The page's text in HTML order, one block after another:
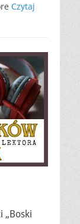
Czytaj
„Boski